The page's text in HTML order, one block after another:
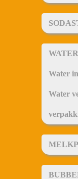
WATER
Water
Water